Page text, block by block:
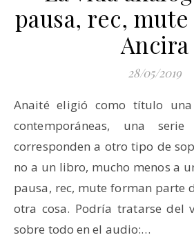
pausa, rec,
Ancira
28/05/2019
Anaité eligió como título una suerte de runas
contemporáneas, una
corresponden a otro tipo de
no a un libro, mucho menos a
pausa, rec, mute forman parte
otra cosa. Podría tratarse del
sobre todo en el audio:…